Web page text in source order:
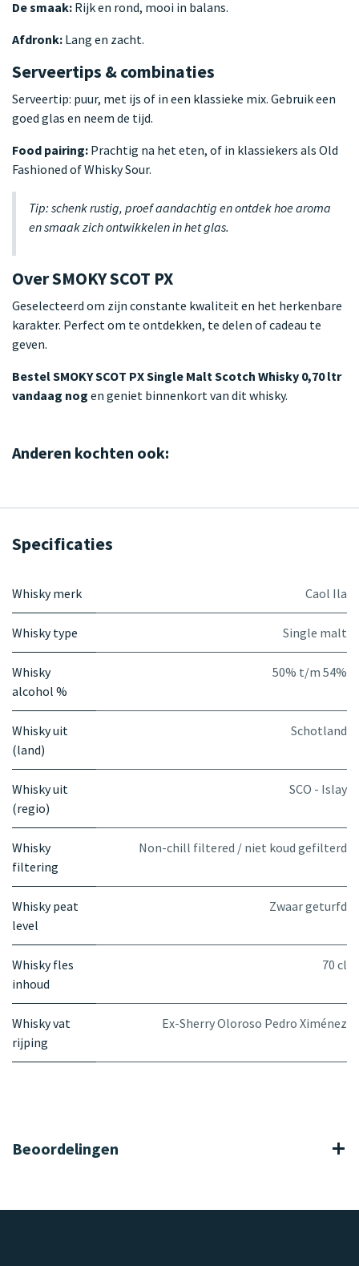
De smaak: Rijk en rond, mooi in balans.
Afdronk: Lang en zacht.
Serveertips & combinaties
Serveertip: puur, met ijs of in een klassieke mix. Gebruik een
goed glas en neem de tijd.
Food pairing: Prachtig na het eten, of in klassiekers als Old
Fashioned of Whisky Sour.
Tip: schenk rustig, proef aandachtig en ontdek hoe aroma
en smaak zich ontwikkelen in het glas.
Over SMOKY SCOT PX
Geselecteerd om zijn constante kwaliteit en het herkenbare
karakter. Perfect om te ontdekken, te delen of cadeau te
geven.
Bestel SMOKY SCOT PX Single Malt Scotch Whisky 0,70 ltr
vandaag nog en geniet binnenkort van dit whisky.
Anderen kochten ook:
Specificaties
Whisky merk Caol Ila
Whisky type Single malt
Whisky
alcohol %
50% t/m 54%
Whisky uit
(land)
Schotland
Whisky uit
(regio)
SCO - Islay
Whisky
filtering
Non-chill filtered / niet koud gefilterd
Whisky peat
level
Zwaar geturfd
Whisky fles
inhoud
70 cl
Whisky vat
rijping
Ex-Sherry Oloroso Pedro Ximénez
Beoordelingen